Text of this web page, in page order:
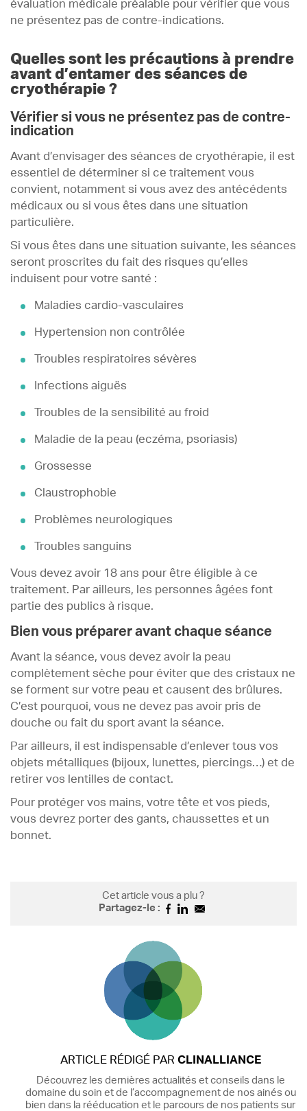
évaluation médicale préalable pour vérifier que vous
ne présentez pas de contre-indications.
Quelles sont les précautions à prendre
avant d’entamer des séances de
cryothérapie ?
Vérifier si vous ne présentez pas de contre-
indication
Avant d’envisager des séances de cryothérapie, il est
essentiel de déterminer si ce traitement vous
convient, notamment si vous avez des antécédents
médicaux ou si vous êtes dans une situation
particulière.
Si vous êtes dans une situation suivante, les séances
seront proscrites du fait des risques qu’elles
induisent pour votre santé :
Maladies cardio-vasculaires
Hypertension non contrôlée
Troubles respiratoires sévères
Infections aiguës
Troubles de la sensibilité au froid
Maladie de la peau (eczéma, psoriasis)
Grossesse
Claustrophobie
Problèmes neurologiques
Troubles sanguins
Vous devez avoir 18 ans pour être éligible à ce
traitement. Par ailleurs, les personnes âgées font
partie des publics à risque.
Bien vous préparer avant chaque séance
Avant la séance, vous devez avoir la peau
complètement sèche pour éviter que des cristaux ne
se forment sur votre peau et causent des brûlures.
C’est pourquoi, vous ne devez pas avoir pris de
douche ou fait du sport avant la séance.
Par ailleurs, il est indispensable d’enlever tous vos
objets métalliques (bijoux, lunettes, piercings…) et de
retirer vos lentilles de contact.
Pour protéger vos mains, votre tête et vos pieds,
vous devrez porter des gants, chaussettes et un
bonnet.
Cet article vous a plu ?
Partagez-le :
ARTICLE RÉDIGÉ PAR CLINALLIANCE
Découvrez les dernières actualités et conseils dans le
domaine du soin et de l’accompagnement de nos ainés ou
bien dans la rééducation et le parcours de nos patients sur